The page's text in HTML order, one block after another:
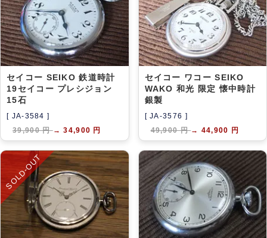
セイコー SEIKO 鉄道時計
19セイコー プレシジョン
15石
[ JA-3584 ]
39,900 円→ 34,900 円
セイコー ワコー SEIKO
WAKO 和光 限定 懐中時計
銀製
[ JA-3576 ]
49,900 円→ 44,900 円
SOLD-OUT